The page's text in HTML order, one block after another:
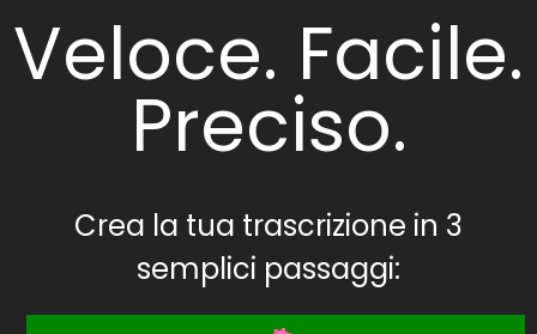
Veloce. Facile.
Preciso.
Crea la tua trascrizione in 3
semplici passaggi: